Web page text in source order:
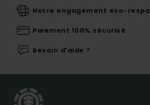
Notre engagement eco-
Paiement 100% sécurisé
Besoin d'aide ?